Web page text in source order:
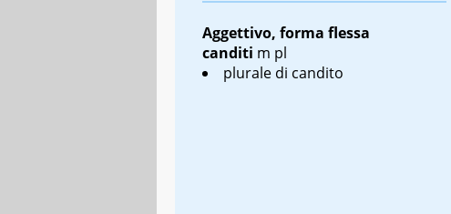
Aggettivo, forma flessa
canditi m pl
plurale di candito